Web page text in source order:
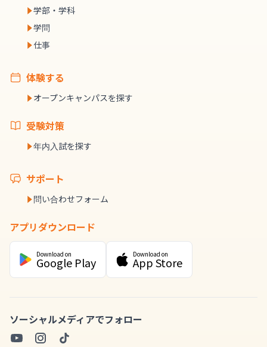
学部・学科
学問
仕事
体験する
オープンキャンパスを探す
受験対策
年内入試を探す
サポート
問い合わせフォーム
アプリダウンロード
Download on
Google Play
Download on
App Store
ソーシャルメディアでフォロー